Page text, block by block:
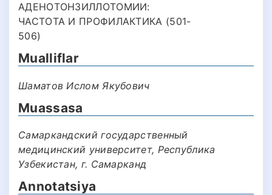
АДЕНОТОНЗИЛЛОТОМИИ:
ЧАСТОТА И ПРОФИЛАКТИКА (501-
506)
Mualliflar
Шаматов Ислом Якубович
Muassasa
Самаркандский государственный
медицинский университет, Республика
Узбекистан, г. Самарканд
Annotatsiya